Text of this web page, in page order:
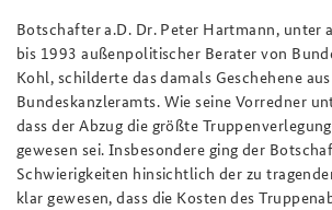
Botschafter a.D. Dr. Peter Hartmann, unter
bis 1993 außenpolitischer Berater von
Kohl, schilderte das damals Geschehene
Bundeskanzleramts. Wie seine Vorredner
dass der Abzug die größte
gewesen sei. Insbesondere ging der
Schwierigkeiten hinsichtlich der zu
klar gewesen, dass die Kosten des